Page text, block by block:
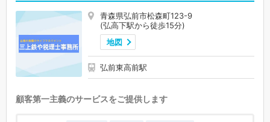
青森県弘前市松森町123-9
(弘高下駅から徒歩15分)
地図
弘前東高前駅
顧客第一主義のサービスをご提供します